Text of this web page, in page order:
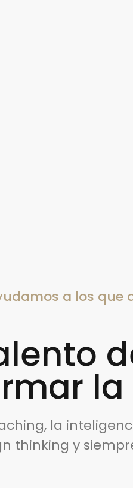
a los
la
thinking y